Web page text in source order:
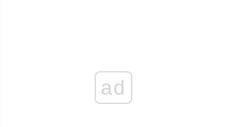
ad